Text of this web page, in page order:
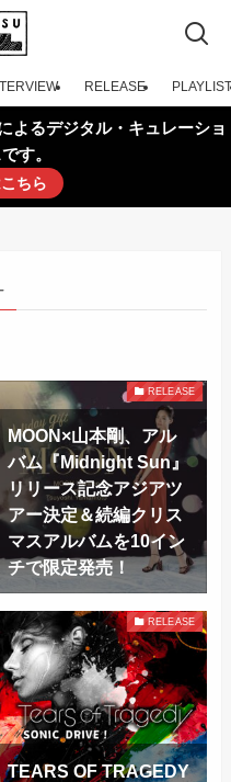
RELEASE PLAYLIST
よるデジタル・キュレーショ
す。
ちら
RELEASE
MOON×山本剛、アル
バム『Midnight Sun』
リリース記念アジアツ
アー決定＆続編クリス
マスアルバムを10イン
チで限定発売！
RELEASE
TEARS OF TRAGEDY